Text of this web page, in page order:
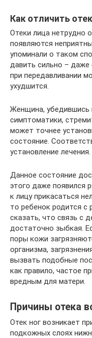
Как отличить
Отеки лица нетрудно
появляются
упоминали о таком
давить сильно – даже
при передавливании
ухудшится.
Женщина, убедившись
симптоматики,
может точнее
состояние.
установление лечения.
Данное состояние
этого даже появился
к лицу прикасаться
то ребенок родится
сказать, что связь с
достаточно зыбкая.
поры кожи
организма,
вызвать подобные
как правило, частое
вредным для матери.
Причины отека
Отек ног возникает
подкожных слоях